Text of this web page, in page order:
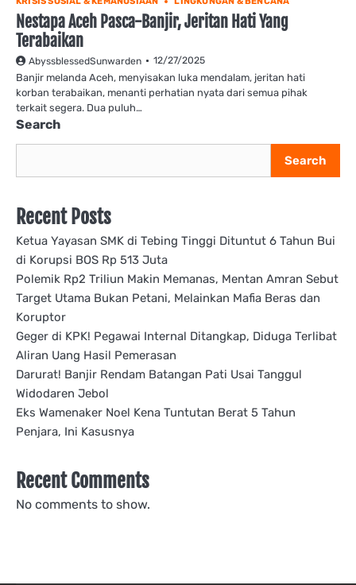
Nestapa Aceh Pasca-Banjir, Jeritan Hati Yang
Terabaikan
AbyssblessedSunwarden 12/27/2025
Banjir melanda Aceh, menyisakan luka mendalam, jeritan hati
korban terabaikan, menanti perhatian nyata dari semua pihak
terkait segera. Dua puluh…
Search
Search
Recent Posts
Ketua Yayasan SMK di Tebing Tinggi Dituntut 6 Tahun Bui
di Korupsi BOS Rp 513 Juta
Polemik Rp2 Triliun Makin Memanas, Mentan Amran Sebut
Target Utama Bukan Petani, Melainkan Mafia Beras dan
Koruptor
Geger di KPK! Pegawai Internal Ditangkap, Diduga Terlibat
Aliran Uang Hasil Pemerasan
Darurat! Banjir Rendam Batangan Pati Usai Tanggul
Widodaren Jebol
Eks Wamenaker Noel Kena Tuntutan Berat 5 Tahun
Penjara, Ini Kasusnya
Recent Comments
No comments to show.